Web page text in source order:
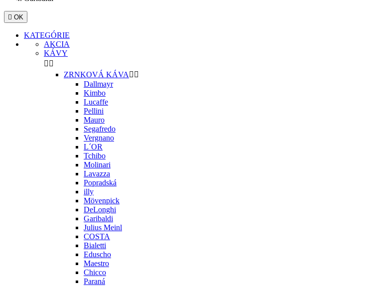
 OK
KATEGÓRIE
AKCIA
KÁVY
 
ZRNKOVÁ KÁVA  
Dallmayr
Kimbo
Lucaffe
Pellini
Mauro
Segafredo
Vergnano
L´OR
Tchibo
Molinari
Lavazza
Popradská
illy
Mövenpick
DeLonghi
Garibaldi
Julius Meinl
COSTA
Bialetti
Eduscho
Maestro
Chicco
Paraná